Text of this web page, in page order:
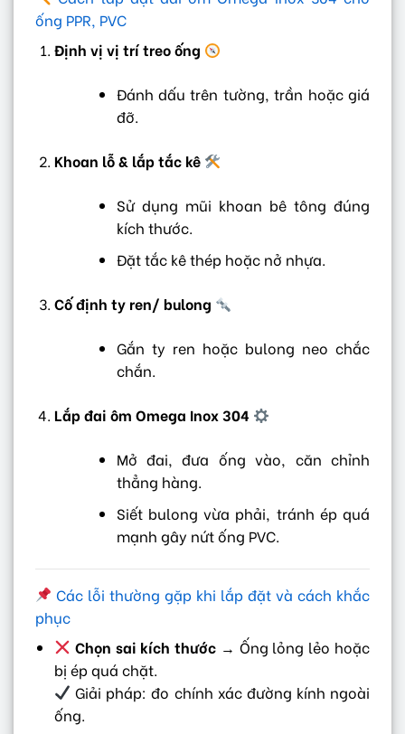
ống PPR, PVC
Định vị vị trí treo ống
Đánh dấu trên tường, trần hoặc giá
đỡ.
Khoan lỗ & lắp tắc kê
Sử dụng mũi khoan bê tông đúng
kích thước.
Đặt tắc kê thép hoặc nở nhựa.
Cố định ty ren/ bulong
Gắn ty ren hoặc bulong neo chắc
chắn.
Lắp đai ôm Omega Inox 304
Mở đai, đưa ống vào, căn chỉnh
thẳng hàng.
Siết bulong vừa phải, tránh ép quá
mạnh gây nứt ống PVC.
Các lỗi thường gặp khi lắp đặt và cách khắc
phục
Chọn sai kích thước → Ống lỏng lẻo hoặc
bị ép quá chặt.
Giải pháp: đo chính xác đường kính ngoài
ống.